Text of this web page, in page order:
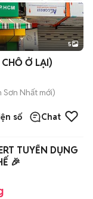
5
Ở LẠI)
Sơn Nhất mới)
số Chat
TUYỂN DỤNG
🎉